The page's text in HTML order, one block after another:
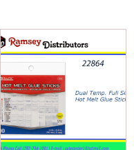
-
2092
x
0.27"
(20/Box)
BAZIC
Dual